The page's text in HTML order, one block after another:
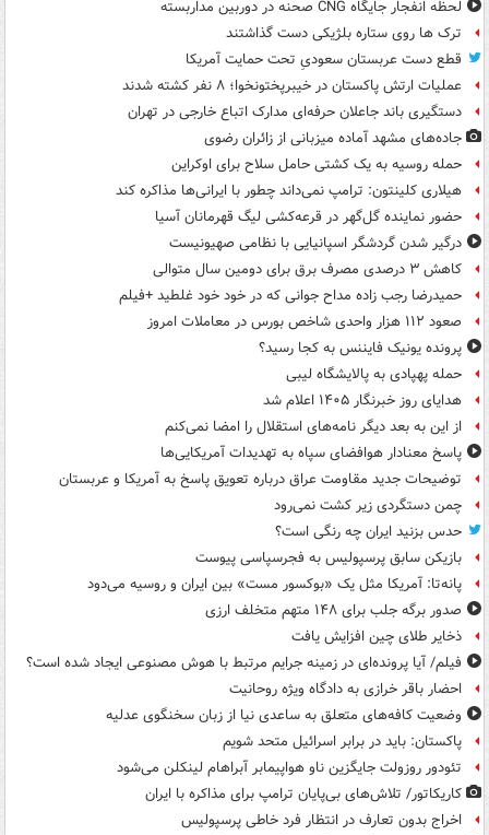
لحظه انفجار جایگاه CNG صحنه در دوربین مداربسته
ترک ها روی ستاره بلژیکی دست گذاشتند
قطع دست عربستان سعودیِ تحت حمایت آمریکا
عملیات ارتش پاکستان در خیبرپختونخوا؛ ۸ نفر کشته شدند
دستگیری باند جاعلان حرفه‌ای مدارک اتباع خارجی در تهران
جاده‌های مشهد آماده میزبانی از زائران رضوی
حمله روسیه به یک کشتی حامل سلاح برای اوکراین
هیلاری کلینتون: ترامپ نمی‌داند چطور با ایرانی‌ها مذاکره کند
حضور نماینده گل‌گهر در قرعه‌کشی لیگ قهرمانان آسیا
درگیر شدن گردشگر اسپانیایی با نظامی صهیونیست
کاهش ۳ درصدی مصرف برق برای دومین سال متوالی
حمیدرضا رجب زاده مداح جوانی که در خود خود غلطید +فیلم
صعود ۱۱۲ هزار واحدی شاخص بورس در معاملات امروز
پرونده یونیک فایننس به کجا رسید؟
حمله پهپادی به پالایشگاه لیبی
هدایای روز خبرنگار ۱۴۰۵ اعلام شد
از این به بعد دیگر نامه‌های استقلال را امضا نمی‌کنم
پاسخ معنادار هوافضای سپاه به تهدیدات آمریکایی‌ها
توضیحات جدید مقاومت عراق درباره تعویق پاسخ به آمریکا و عربستان
چمن دستگردی زیر کشت نمی‌رود
حدس بزنید ایران چه رنگی است؟
بازیکن سابق پرسپولیس به فجرسپاسی پیوست
پانه‌تا: آمریکا مثل یک «بوکسور مست» بین ایران و روسیه می‌دود
صدور برگه جلب برای ۱۴۸ متهم متخلف ارزی
ذخایر طلای چین افزایش یافت
فیلم/ آیا پرونده‌ای در زمینه جرایم مرتبط با هوش مصنوعی ایجاد شده است؟
احضار باقر خرازی به دادگاه ویژه روحانیت
وضعیت کافه‌های متعلق به ساعدی نیا از زبان سخنگوی عدلیه
پاکستان: باید در برابر اسرائیل متحد شویم
تئودور روزولت جایگزین ناو هواپیمابر آبراهام لینکلن می‌شود
کاریکاتور/ تلاش‌های بی‌پایان ترامپ برای مذاکره با ایران
اخراج بدون تعارف در انتظار فرد خاطی پرسپولیس